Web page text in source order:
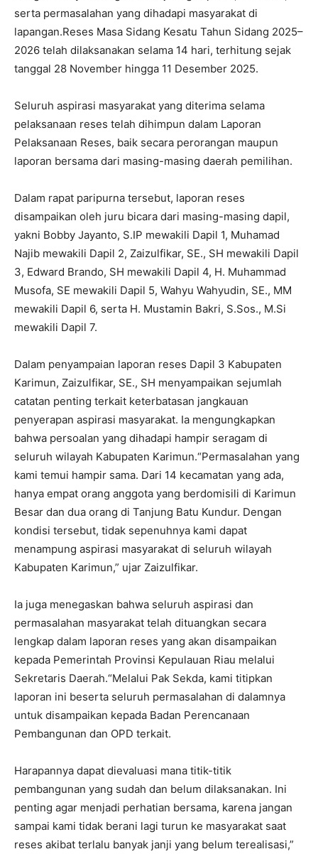
serta permasalahan yang dihadapi masyarakat di
lapangan.Reses Masa Sidang Kesatu Tahun Sidang 2025–
2026 telah dilaksanakan selama 14 hari, terhitung sejak
tanggal 28 November hingga 11 Desember 2025.
Seluruh aspirasi masyarakat yang diterima selama
pelaksanaan reses telah dihimpun dalam Laporan
Pelaksanaan Reses, baik secara perorangan maupun
laporan bersama dari masing-masing daerah pemilihan.
Dalam rapat paripurna tersebut, laporan reses
disampaikan oleh juru bicara dari masing-masing dapil,
yakni Bobby Jayanto, S.IP mewakili Dapil 1, Muhamad
Najib mewakili Dapil 2, Zaizulfikar, SE., SH mewakili Dapil
3, Edward Brando, SH mewakili Dapil 4, H. Muhammad
Musofa, SE mewakili Dapil 5, Wahyu Wahyudin, SE., MM
mewakili Dapil 6, serta H. Mustamin Bakri, S.Sos., M.Si
mewakili Dapil 7.
Dalam penyampaian laporan reses Dapil 3 Kabupaten
Karimun, Zaizulfikar, SE., SH menyampaikan sejumlah
catatan penting terkait keterbatasan jangkauan
penyerapan aspirasi masyarakat. Ia mengungkapkan
bahwa persoalan yang dihadapi hampir seragam di
seluruh wilayah Kabupaten Karimun.“Permasalahan yang
kami temui hampir sama. Dari 14 kecamatan yang ada,
hanya empat orang anggota yang berdomisili di Karimun
Besar dan dua orang di Tanjung Batu Kundur. Dengan
kondisi tersebut, tidak sepenuhnya kami dapat
menampung aspirasi masyarakat di seluruh wilayah
Kabupaten Karimun,” ujar Zaizulfikar.
Ia juga menegaskan bahwa seluruh aspirasi dan
permasalahan masyarakat telah dituangkan secara
lengkap dalam laporan reses yang akan disampaikan
kepada Pemerintah Provinsi Kepulauan Riau melalui
Sekretaris Daerah.“Melalui Pak Sekda, kami titipkan
laporan ini beserta seluruh permasalahan di dalamnya
untuk disampaikan kepada Badan Perencanaan
Pembangunan dan OPD terkait.
Harapannya dapat dievaluasi mana titik-titik
pembangunan yang sudah dan belum dilaksanakan. Ini
penting agar menjadi perhatian bersama, karena jangan
sampai kami tidak berani lagi turun ke masyarakat saat
reses akibat terlalu banyak janji yang belum terealisasi,”